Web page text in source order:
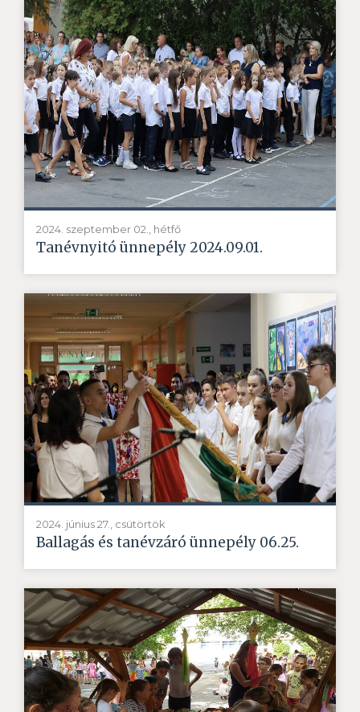
2024. szeptember 02., hétfő
Tanévnyitó ünnepély 2024.09.01.
2024. június 27., csütörtök
Ballagás és tanévzáró ünnepély 06.25.